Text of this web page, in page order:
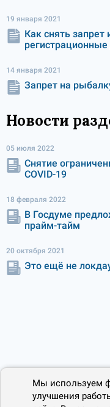
19 января 2021
Как снять запрет
14 января 2021
Запрет на
Новости
05 июля 2022
Снятие
COVID-19
18 февраля 2022
В Госдуме
прайм-тайм
20 октября 2021
Это ещё не
Мы используем
улучшения